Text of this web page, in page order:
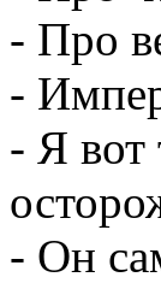
- Про
-
- Я вот
- Он